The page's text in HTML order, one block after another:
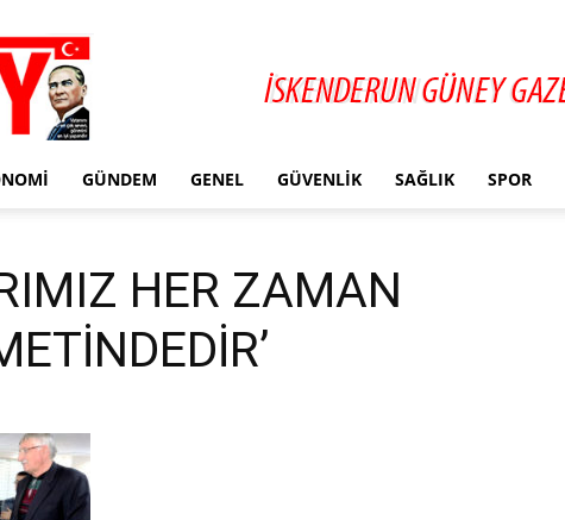
GÜNDEM GENEL GÜVENLIK SAĞLIK SPOR
HER ZAMAN